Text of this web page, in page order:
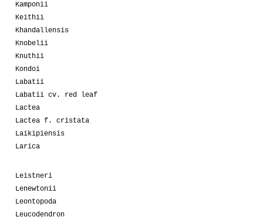
Kamponii
Keithii
Khandallensis
Knobelii
Knuthii
Kondoi
Labatii
Labatii cv. red leaf
Lactea
Lactea f. cristata
Laikipiensis
Larica
Leistneri
Lenewtonii
Leontopoda
Leucodendron